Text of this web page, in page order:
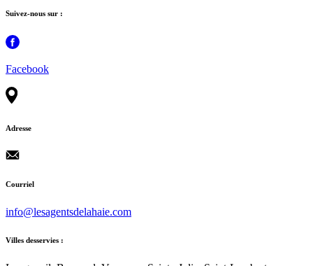
Suivez-nous sur :
Facebook
Adresse
Courriel
info@lesagentsdelahaie.com
Villes desservies :